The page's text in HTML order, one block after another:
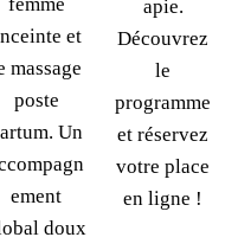
et
massage
poste
Un
ement
doux
apie.
Découvrez
le
programme
et réservez
votre place
en ligne !